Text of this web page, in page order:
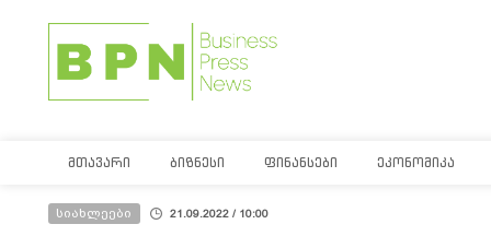
ᲛᲗᲐᲕᲐᲠᲘ ᲑᲘᲖᲜᲔᲡᲘ ᲤᲘᲜᲐᲜᲡᲔᲑᲘ ᲔᲙᲝᲜᲝᲛᲘᲙᲐ
სიახლეები 21.09.2022 / 10:00